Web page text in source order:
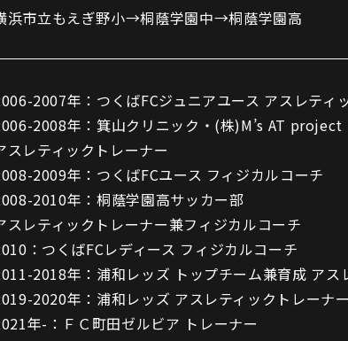
ボランティア
三輪緑山ベースご利用案内
パート
パー
ー
浜市立もえぎ野小→桐蔭学園中→桐蔭学園高
2007年：つくばFCジュニアユース アスレティ
2008年：箕山クリニック・(株)M’s AT project
スレティックトレーナー
2009年：つくばFCユース フィジカルコーチ
2010年：桐蔭学園高サッカー部
スレティックトレーナー兼フィジカルコーチ
：つくばFCレディース フィジカルコーチ
2018年：浦和レッズ トップチーム兼育成 アス
2020年：浦和レッズ アスレティックトレーナー
年-：ＦＣ町田ゼルビア トレーナー